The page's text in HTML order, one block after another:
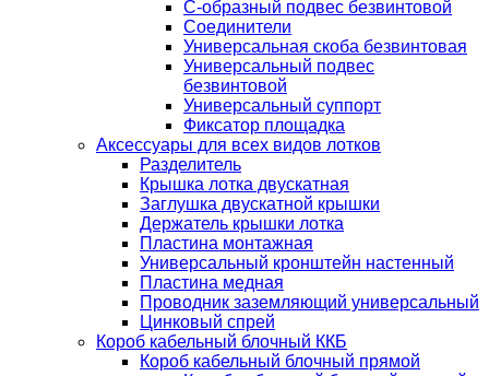
С-образный подвес безвинтовой
Соединители
Универсальная скоба безвинтовая
Универсальный подвес
безвинтовой
Универсальный суппорт
Фиксатор площадка
Аксессуары для всех видов лотков
Разделитель
Крышка лотка двускатная
Заглушка двускатной крышки
Держатель крышки лотка
Пластина монтажная
Универсальный кронштейн настенный
Пластина медная
Проводник заземляющий универсальный
Цинковый спрей
Короб кабельный блочный ККБ
Короб кабельный блочный прямой